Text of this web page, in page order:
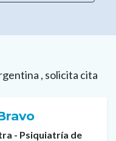
, solicita cita
- Psiquiatría de